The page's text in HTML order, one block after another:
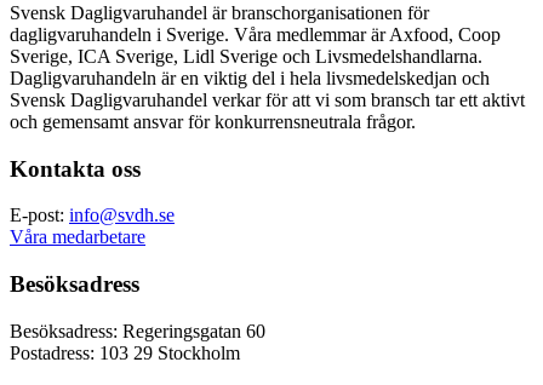
Svensk Dagligvaruhandel är branschorganisationen för
dagligvaruhandeln i Sverige. Våra medlemmar är Axfood, Coop
Sverige, ICA Sverige, Lidl Sverige och Livsmedelshandlarna.
Dagligvaruhandeln är en viktig del i hela livsmedelskedjan och
Svensk Dagligvaruhandel verkar för att vi som bransch tar ett aktivt
och gemensamt ansvar för konkurrensneutrala frågor.
Kontakta oss
E-post: info@svdh.se
Våra medarbetare
Besöksadress
Besöksadress: Regeringsgatan 60
Postadress: 103 29 Stockholm